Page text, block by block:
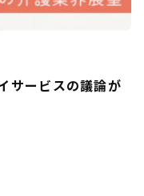
サービスの議論が